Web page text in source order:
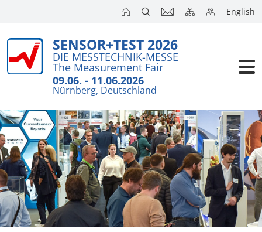
English
SENSOR+TEST 2026
DIE MESSTECHNIK-MESSE
The Measurement Fair
09.06. - 11.06.2026
Nürnberg, Deutschland